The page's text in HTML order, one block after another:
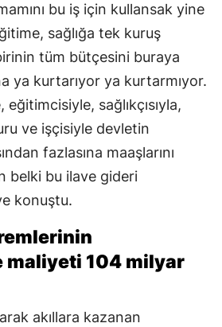
bu iş için kullansak yine
sağlığa tek kuruş
tüm bütçesini buraya
ya kurtarıyor ya kurtarmıyor.
sağlıkçısıyla,
ve işçisiyle devletin
fazlasına maaşlarını
belki bu ilave gideri
konuştu.
maliyeti 104 milyar
akıllara kazanan